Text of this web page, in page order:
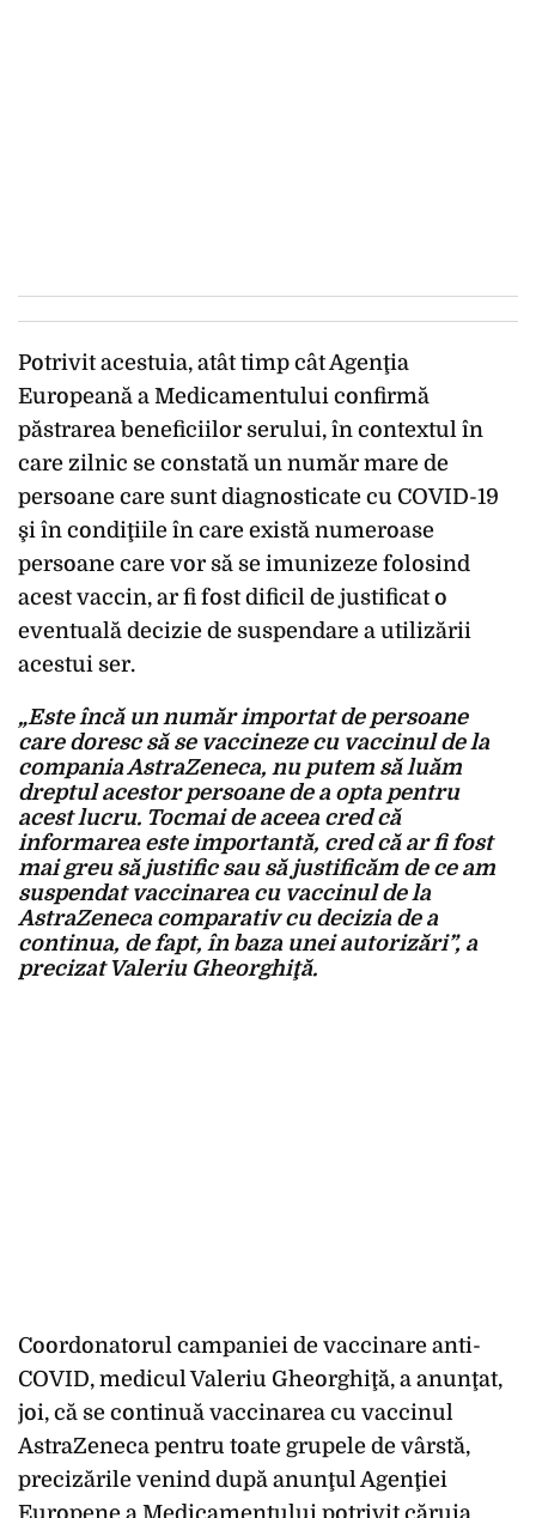
Potrivit acestuia, atât timp cât Agenţia
Europeană a Medicamentului confirmă
păstrarea beneficiilor serului, în contextul în
care zilnic se constată un număr mare de
persoane care sunt diagnosticate cu COVID-19
şi în condiţiile în care există numeroase
persoane care vor să se imunizeze folosind
acest vaccin, ar fi fost dificil de justificat o
eventuală decizie de suspendare a utilizării
acestui ser.
„Este încă un număr importat de persoane
care doresc să se vaccineze cu vaccinul de la
compania AstraZeneca, nu putem să luăm
dreptul acestor persoane de a opta pentru
acest lucru. Tocmai de aceea cred că
informarea este importantă, cred că ar fi fost
mai greu să justific sau să justificăm de ce am
suspendat vaccinarea cu vaccinul de la
AstraZeneca comparativ cu decizia de a
continua, de fapt, în baza unei autorizări”, a
precizat Valeriu Gheorghiţă.
Coordonatorul campaniei de vaccinare anti-
COVID, medicul Valeriu Gheorghiţă, a anunţat,
joi, că se continuă vaccinarea cu vaccinul
AstraZeneca pentru toate grupele de vârstă,
precizările venind după anunţul Agenţiei
Europene a Medicamentului potrivit căruia